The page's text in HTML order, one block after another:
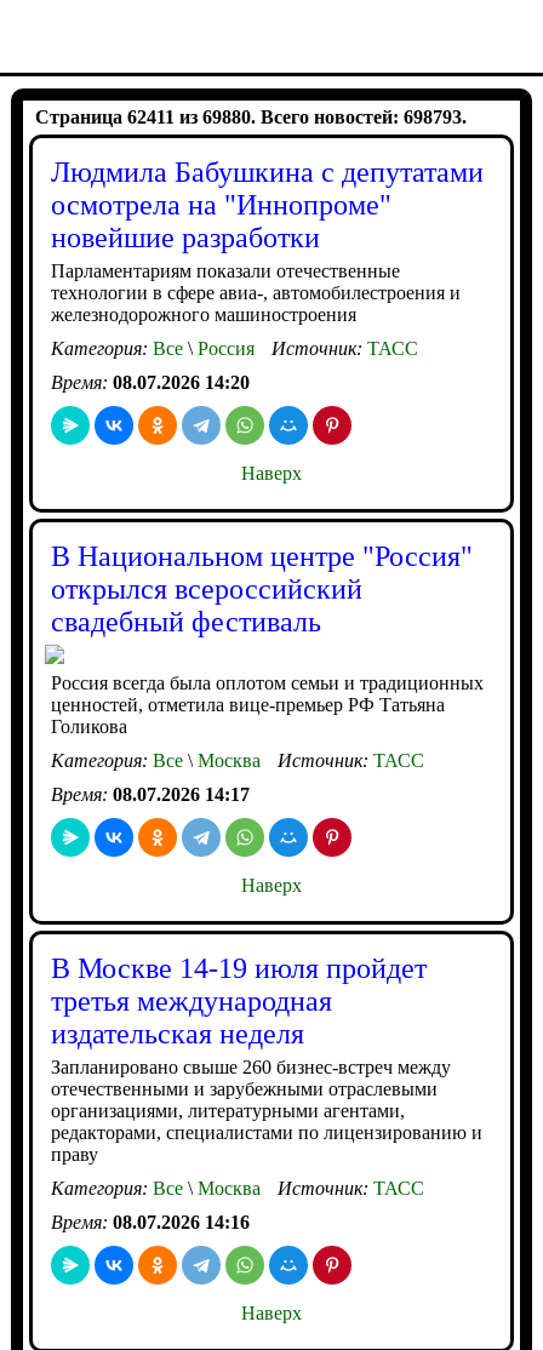
Страница 62411 из 69880. Всего новостей: 698793.
Людмила Бабушкина с депутатами
осмотрела на "Иннопроме"
новейшие разработки
Парламентариям показали отечественные
технологии в сфере авиа-, автомобилестроения и
железнодорожного машиностроения
Категория: Все\Россия Источник: ТАСС
Время: 08.07.2026 14:20
Наверх
В Национальном центре "Россия"
открылся всероссийский
свадебный фестиваль
Россия всегда была оплотом семьи и традиционных
ценностей, отметила вице-премьер РФ Татьяна
Голикова
Категория: Все\Москва Источник: ТАСС
Время: 08.07.2026 14:17
Наверх
В Москве 14-19 июля пройдет
третья международная
издательская неделя
Запланировано свыше 260 бизнес-встреч между
отечественными и зарубежными отраслевыми
организациями, литературными агентами,
редакторами, специалистами по лицензированию и
праву
Категория: Все\Москва Источник: ТАСС
Время: 08.07.2026 14:16
Наверх